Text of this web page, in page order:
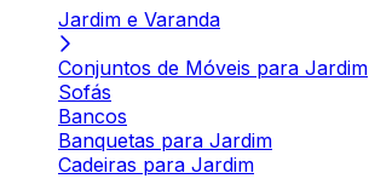
Jardim e Varanda
Conjuntos de Móveis para Jardim
Sofás
Bancos
Banquetas para Jardim
Cadeiras para Jardim